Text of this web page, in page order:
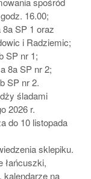
16.00;
SP 1 oraz
i Radziemic;
SP nr 1;
8a SP nr 2;
SP nr 2.
śladami
2026 r.
do 10 listopada
sklepiku.
łańcuszki,
kalendarze na